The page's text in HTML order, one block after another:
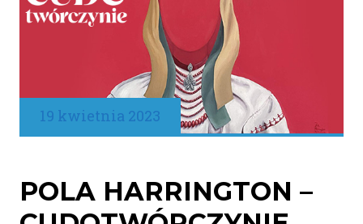
19 kwietnia 2023
POLA HARRINGTON –